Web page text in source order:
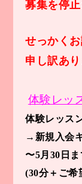
募集を停
せっかく
申し訳あり
体験レッ
体験レッス
→新規入会
〜5月30日
(30分＋ご希